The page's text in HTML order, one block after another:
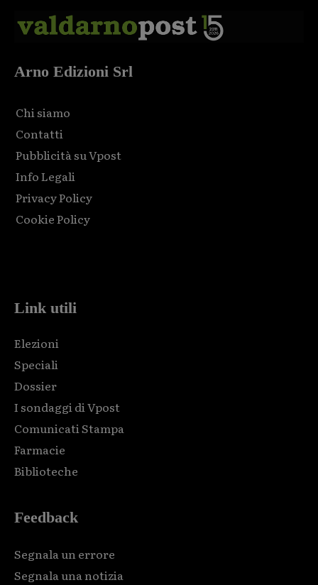
Arno Edizioni Srl
Chi siamo
Contatti
Pubblicità su Vpost
Info Legali
Privacy Policy
Cookie Policy
Link utili
Elezioni
Speciali
Dossier
I sondaggi di Vpost
Comunicati Stampa
Farmacie
Biblioteche
Feedback
Segnala un errore
Segnala una notizia